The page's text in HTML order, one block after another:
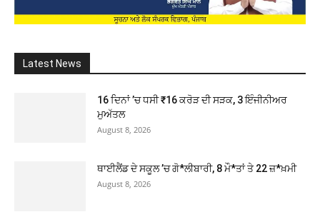
Latest News
16 ਦਿਨਾਂ ’ਚ ਧਸੀ ₹16 ਕਰੋੜ ਦੀ ਸੜਕ, 3 ਇੰਜੀਨੀਅਰ
ਮੁਅੱਤਲ
August 8, 2026
ਥਾਈਲੈਂਡ ਦੇ ਸਕੂਲ ’ਚ ਗੋ*ਲੀਬਾਰੀ, 8 ਮੌ*ਤਾਂ ਤੇ 22 ਜ਼*ਖ਼ਮੀ
August 8, 2026